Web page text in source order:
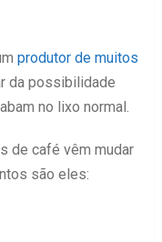
produtor de muitos
da possibilidade
no lixo normal.
de café vêm mudar
são eles: